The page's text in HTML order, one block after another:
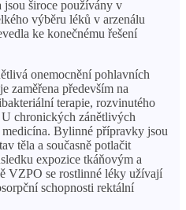
jsou široce používány v
výběru léků v arzenálu
ke konečnému řešení
onemocnění pohlavních
zaměřena především na
terapie, rozvinutého
chronických zánětlivých
Bylinné přípravky jsou
těla a současně potlačit
expozice tkáňovým a
VZPO se rostlinné léky užívají
schopnosti rektální